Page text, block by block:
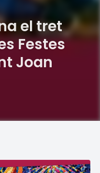
el tret
Festes
Joan